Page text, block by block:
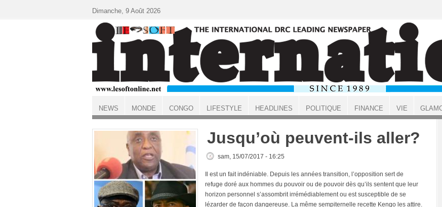
ACCUEIL
Jusqu’où peuvent-ils aller?
sam, 15/07/2017 - 16:25
Il est un fait indéniable. Depuis les années transition, l’opposition sert de
refuge doré aux hommes du pouvoir ou de pouvoir dès qu’ils sentent que leur
horizon personnel s’assombrit irrémédiablement ou est susceptible de se
lézarder de façon dangereuse. La même sempiternelle recette Kengo les attire.
Dimanche, 9 Août 2026
NEWS MONDE CONGO LIFESTYLE HEADLINES POLITIQUE FINANCE VIE